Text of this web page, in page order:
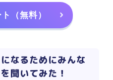
（無料）
なるためにみんな
聞いてみた！